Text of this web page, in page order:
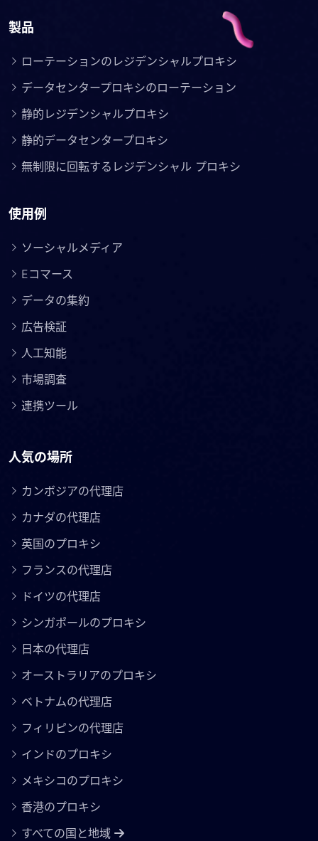
製品
ローテーションのレジデンシャルプロキシ
データセンタープロキシのローテーション
静的レジデンシャルプロキシ
静的データセンタープロキシ
無制限に回転するレジデンシャル プロキシ
使用例
ソーシャルメディア
Eコマース
データの集約
広告検証
人工知能
市場調査
連携ツール
人気の場所
カンボジアの代理店
カナダの代理店
英国のプロキシ
フランスの代理店
ドイツの代理店
シンガポールのプロキシ
日本の代理店
オーストラリアのプロキシ
ベトナムの代理店
フィリピンの代理店
インドのプロキシ
メキシコのプロキシ
香港のプロキシ
すべての国と地域